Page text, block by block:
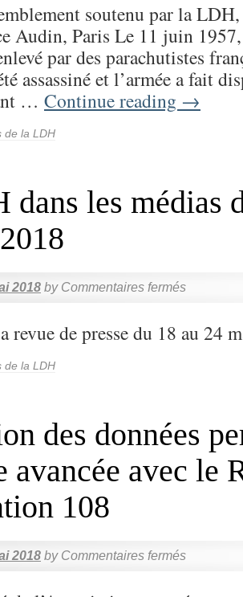
soutenu par la
Audin, Paris Le 11 juin
par des parachutistes
assassiné et l’armée a fait
… Continue reading →
de la LDH
dans les médias
2018 by Commentaires fermés
revue de presse du 18 au 24
de la LDH
des données
avancée avec le
108
2018 by Commentaires fermés